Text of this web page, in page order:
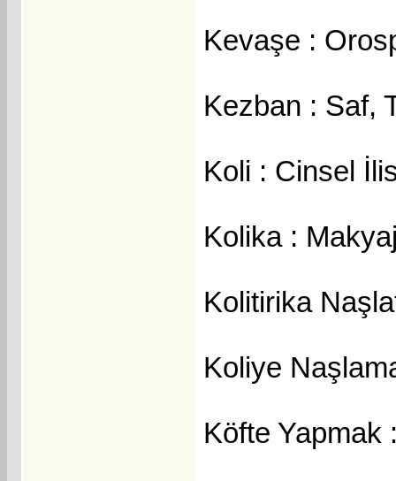
Kevaşe :
Kezban : Saf,
Koli : Cinsel
Kolika :
Kolitirika
Koliye
Köfte Yapmak